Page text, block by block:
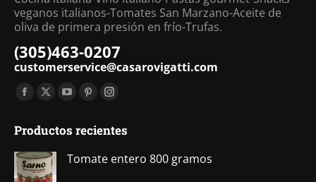
veganos italianos-Tomates San Marzano-Aceite de
oliva de primera presión en frío-Trufas.
(305)463-0207
customerservice@casarovigatti.com
Encuéntranos en:
Facebook
opens
in
new
X
opens
in
new
YouTube
opens
in
Pinterest
opens
in
Instagram
opens
in
Productos recientes
Tomate entero 800 gramos